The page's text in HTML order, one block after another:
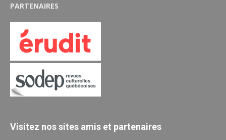
PARTENAIRES
Visitez nos sites amis et partenaires